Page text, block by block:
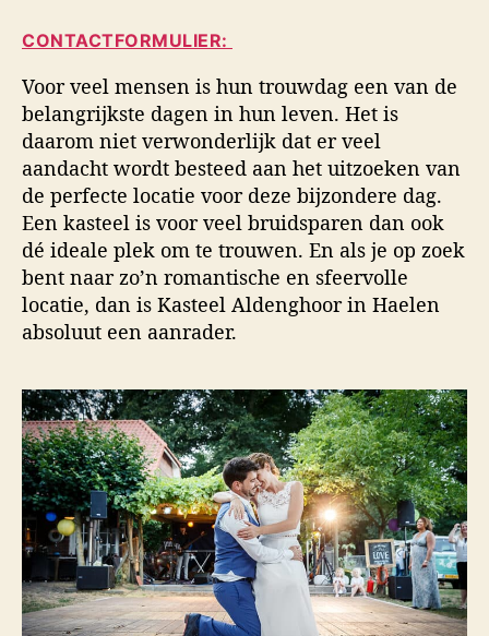
d
s
f
o
t
o
g
r
a
f
i
e
u
e
u
r
u
m
CONTACTFORMULIER:
Voor veel mensen is hun trouwdag een van de
belangrijkste dagen in hun leven. Het is
daarom niet verwonderlijk dat er veel
aandacht wordt besteed aan het uitzoeken van
de perfecte locatie voor deze bijzondere dag.
Een kasteel is voor veel bruidsparen dan ook
dé ideale plek om te trouwen. En als je op zoek
bent naar zo’n romantische en sfeervolle
locatie, dan is Kasteel Aldenghoor in Haelen
absoluut een aanrader.